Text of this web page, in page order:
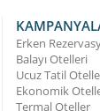
Erken
Balayı Otelleri
Ucuz Tatil
Ekonomik
Termal Oteller